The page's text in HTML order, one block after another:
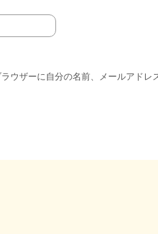
ウザーに自分の名前、メールアドレ